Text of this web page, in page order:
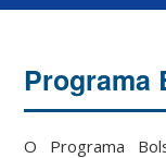
Programa
O Programa